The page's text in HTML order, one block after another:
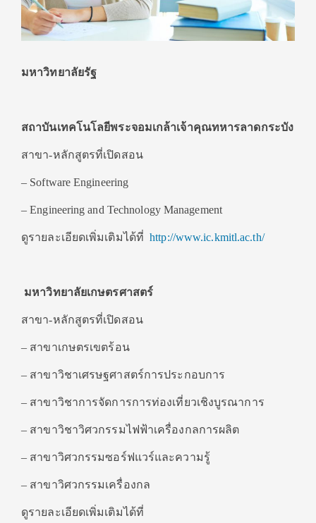
มหาวิทยาลัยรัฐ
สถาบันเทคโนโลยีพระจอมเกล้าเจ้าคุณทหารลาดกระบัง
สาขา-หลักสูตรที่เปิดสอน
– Software Engineering
– Engineering and Technology Management
ดูรายละเอียดเพิ่มเติมได้ที่http://www.ic.kmitl.ac.th/
มหาวิทยาลัยเกษตรศาสตร์
สาขา-หลักสูตรที่เปิดสอน
– สาขาเกษตรเขตร้อน
– สาขาวิชาเศรษฐศาสตร์การประกอบการ
– สาขาวิชาการจัดการการท่องเที่ยวเชิงบูรณาการ
– สาขาวิชาวิศวกรรมไฟฟ้าเครื่องกลการผลิต
– สาขาวิศวกรรมซอร์ฟแวร์และความรู้
– สาขาวิศวกรรมเครื่องกล
ดูรายละเอียดเพิ่มเติมได้ที่